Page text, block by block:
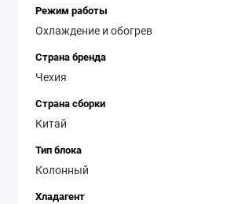
Режим работы
Охлаждение и обогрев
Страна бренда
Чехия
Страна сборки
Китай
Тип блока
Колонный
Хладагент